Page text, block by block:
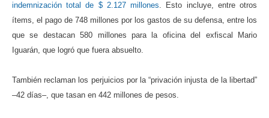
indemnización total de $ 2.127 millones.
Esto incluye, entre otros
ítems, el pago de 748 millones por los gastos de su defensa, entre los
que se destacan 580 millones para la oficina del exfiscal Mario
Iguarán, que logró que fuera absuelto.
También reclaman los perjuicios por la “privación injusta de la libertad”
–42 días–, que tasan en 442 millones de pesos.